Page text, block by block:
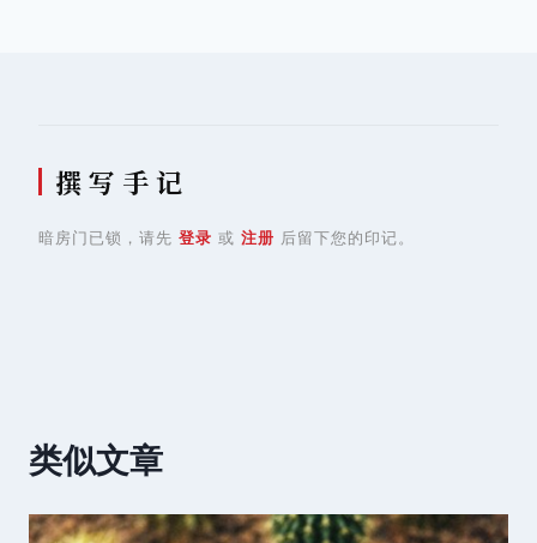
撰 写 手 记
暗房门已锁，请先 登录 或 注册 后留下您的印记。
类似文章